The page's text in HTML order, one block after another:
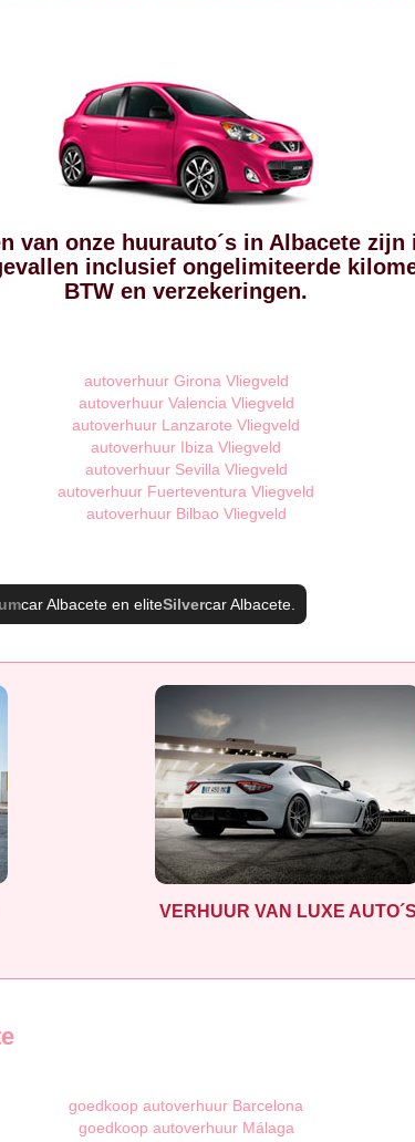
van onze huurauto´s in Albacete zijn
inclusief ongelimiteerde
BTW en verzekeringen.
autoverhuur Girona Vliegveld
autoverhuur Valencia Vliegveld
autoverhuur Lanzarote Vliegveld
autoverhuur Ibiza Vliegveld
autoverhuur Sevilla Vliegveld
autoverhuur Fuerteventura Vliegveld
autoverhuur Bilbao Vliegveld
car Albacete en eliteSilvercar Albacete
VERHUUR VAN LUXE AUTO´S
goedkoop autoverhuur Barcelona
goedkoop autoverhuur Málaga